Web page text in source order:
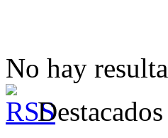
No hay
Destacados